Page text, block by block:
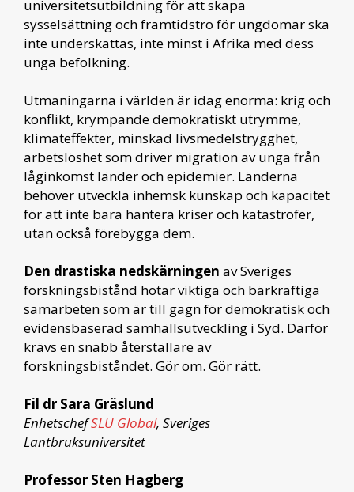
universitetsutbildning för att skapa
sysselsättning och framtidstro för ungdomar ska
inte underskattas, inte minst i Afrika med dess
unga befolkning.
Utmaningarna i världen är idag enorma: krig och
konflikt, krympande demokratiskt utrymme,
klimateffekter, minskad livsmedelstrygghet,
arbetslöshet som driver migration av unga från
låginkomst länder och epidemier. Länderna
behöver utveckla inhemsk kunskap och kapacitet
för att inte bara hantera kriser och katastrofer,
utan också förebygga dem.
Den drastiska nedskärningen av Sveriges
forskningsbistånd hotar viktiga och bärkraftiga
samarbeten som är till gagn för demokratisk och
evidensbaserad samhällsutveckling i Syd. Därför
krävs en snabb återställare av
forskningsbiståndet. Gör om. Gör rätt.
Fil dr Sara Gräslund
EnhetschefSLU Global, Sveriges
Lantbruksuniversitet
Professor Sten Hagberg